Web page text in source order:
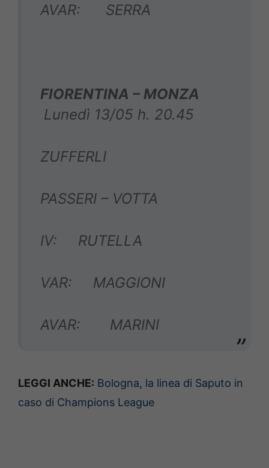
AVAR: SERRA
FIORENTINA – MONZA
Lunedì 13/05 h. 20.45
ZUFFERLI
PASSERI – VOTTA
IV: RUTELLA
VAR: MAGGIONI
AVAR: MARINI
LEGGI ANCHE: Bologna, la linea di Saputo in
caso di Champions League